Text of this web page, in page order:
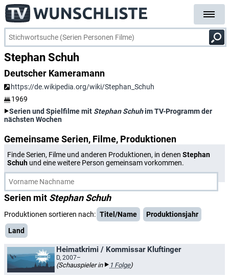
Stephan Schuh
Deutscher Kameramann
https://de.wikipedia.org/wiki/Stephan_Schuh
1969
Serien und Spielfilme mit Stephan Schuhim TV-Programm der
nächsten Wochen
Gemeinsame Serien, Filme, Produktionen
Finde Serien, Filme und anderen Produktionen, in denen Stephan
Schuh und eine weitere Person gemeinsam vorkommen.
Serien mit Stephan Schuh
Produktionen sortieren nach: Titel/Name
Produktionsjahr
Land
Heimatkrimi / Kommissar Kluftinger
D, 2007–
(Schauspieler in 1 Folge)